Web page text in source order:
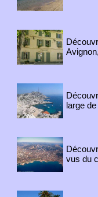
large de
vus du